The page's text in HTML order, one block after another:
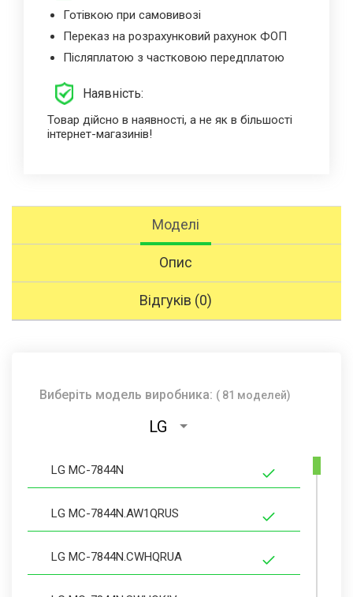
Готівкою при самовивозі
Переказ на розрахунковий рахунок ФОП
Післяплатою з частковою передплатою
Наявність:
Товар дійсно в наявності, а не як в більшості
інтернет-магазинів!
Моделі
Опис
Відгуків (0)
Виберіть модель виробника: ( 81 моделей)
LG
LG MC-7844N
LG MC-7844N.AW1QRUS
LG MC-7844N.CWHQRUA